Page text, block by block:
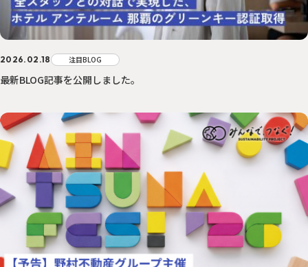
2026.02.18 注目BLOG
最新BLOG記事を公開しました。